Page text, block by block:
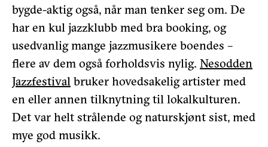
bygde-aktig også, når man tenker seg om. De
har en kul jazzklubb med bra booking, og
usedvanlig mange jazzmusikere boendes –
flere av dem også forholdsvis nylig. Nesodden
Jazzfestival bruker hovedsakelig artister med
en eller annen tilknytning til lokalkulturen.
Det var helt strålende og naturskjønt sist, med
mye god musikk.